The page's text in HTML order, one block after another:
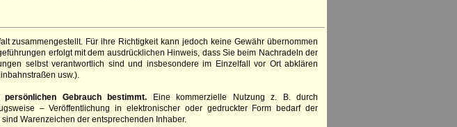
zusammengestellt. Für ihre Richtigkeit kann jedoch keine Gewähr übernommen
erfolgt mit dem ausdrücklichen Hinweis, dass Sie beim Nachradeln der
selbst verantwortlich sind und insbesondere im Einzelfall vor Ort abklären
usw.).
Gebrauch bestimmt. Eine kommerzielle Nutzung z. B. durch
– Veröffentlichung in elektronischer oder gedruckter Form bedarf der
Warenzeichen der entsprechenden Inhaber.